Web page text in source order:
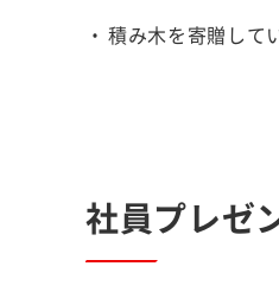
積み木を寄贈して
社員プレゼ